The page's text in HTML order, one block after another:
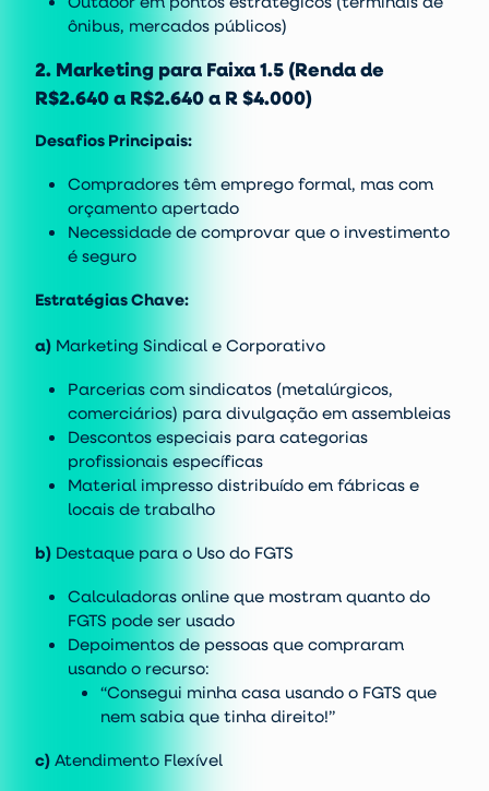
ônibus, mercados públicos)
2. Marketing para Faixa 1.5 (Renda de
R$2.640 a R$2.640 a R $4.000)
Desafios Principais:
Compradores têm emprego formal, mas com
orçamento apertado
Necessidade de comprovar que o investimento
é seguro
Estratégias Chave:
a) Marketing Sindical e Corporativo
Parcerias com sindicatos (metalúrgicos,
comerciários) para divulgação em assembleias
Descontos especiais para categorias
profissionais específicas
Material impresso distribuído em fábricas e
locais de trabalho
b) Destaque para o Uso do FGTS
Calculadoras online que mostram quanto do
FGTS pode ser usado
Depoimentos de pessoas que compraram
usando o recurso:
“Consegui minha casa usando o FGTS que
nem sabia que tinha direito!”
c) Atendimento Flexível